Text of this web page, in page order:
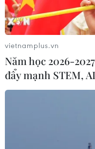
vietnamplus.vn
Năm học 2026-
đẩy mạnh STEM,